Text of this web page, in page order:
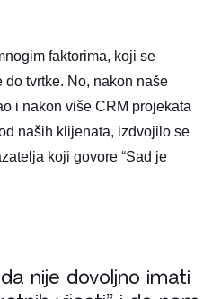
faktorima, koji se
tvrtke. No, nakon naše
i nakon više CRM projekata
naših klijenata, izdvojilo se
koji govore “Sad je
nije dovoljno imati